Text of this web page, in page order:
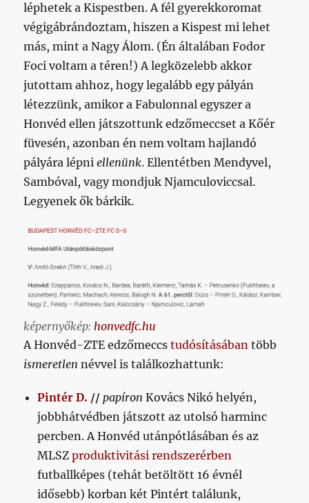
léphetek a Kispestben. A fél gyerekkoromat
végigábrándoztam, hiszen a Kispest mi lehet
más, mint a Nagy Álom. (Én általában Fodor
Foci voltam a téren!) A legközelebb akkor
jutottam ahhoz, hogy legalább egy pályán
létezzünk, amikor a Fabulonnal egyszer a
Honvéd ellen játszottunk edzőmeccset a Kőér
füvesén, azonban én nem voltam hajlandó
pályára lépniellenünk. Ellentétben Mendyvel,
Sambóval, vagy mondjuk Njamculoviccsal.
Legyenek ők bárkik.
képernyőkép: honvedfc.hu
A Honvéd-ZTE edzőmeccstudósításában több
ismeretlennévvel is találkozhattunk:
Pintér D. // papíron Kovács Nikó helyén,
jobbhátvédben játszott az utolsó harminc
percben. A Honvéd utánpótlásában és az
MLSZproduktivitási rendszerérben
futballképes (tehát betöltött 16 évnél
idősebb) korban két Pintért találunk,